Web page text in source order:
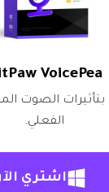
VoicePea
الصوت
الفعلي.
اشتري